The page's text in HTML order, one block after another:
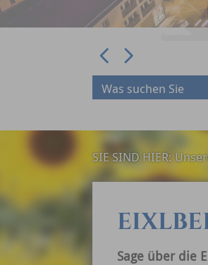
Prev
SIE SIND HIER:
Sage über die